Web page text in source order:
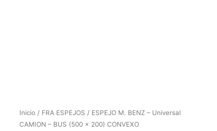
Inicio / FRA ESPEJOS / ESPEJO M. BENZ – Universal
CAMION – BUS (500 x 200) CONVEXO